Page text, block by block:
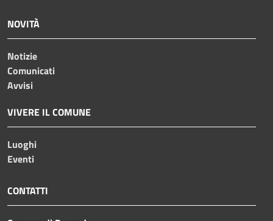
NOVITÀ
Notizie
Comunicati
Avvisi
VIVERE IL COMUNE
Luoghi
Eventi
CONTATTI